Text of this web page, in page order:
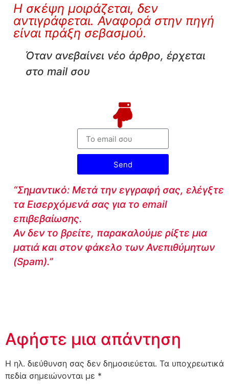
Η σκέψη μοιράζεται, δεν
αντιγράφεται. Αναφορά στην πηγή
είναι πράξη σεβασμού.
Όταν ανεβαίνει νέο άρθρο, έρχεται
στο mail σου
Send
“Σημαντικό: Μετά την εγγραφή σας, ελέγξτε
τα Εισερχόμενά σας για το email
επιβεβαίωσης.
Αν δεν το βρείτε, παρακαλούμε ρίξτε μια
ματιά και στον φάκελο των Ανεπιθύμητων
(Spam).”
Αφήστε μια απάντηση
Η ηλ. διεύθυνση σας δεν δημοσιεύεται. Τα υποχρεωτικά
πεδία σημειώνονται με *